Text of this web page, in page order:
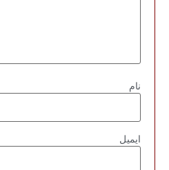
نام
ایمیل